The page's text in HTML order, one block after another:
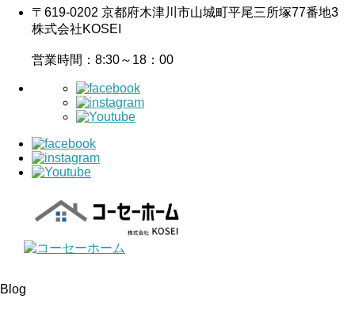
〒619-0202 京都府木津川市山城町平尾三所塚77番地3
株式会社KOSEI
営業時間：8:30～18：00
Blog